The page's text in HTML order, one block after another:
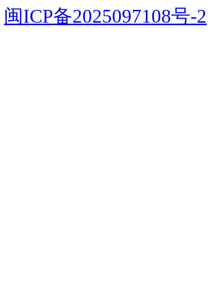
闽ICP备2025097108号-2